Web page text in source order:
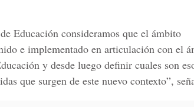
Educación consideramos que el ámbito
e implementado en articulación con el
y desde luego definir cuales son
que surgen de este nuevo contexto”,